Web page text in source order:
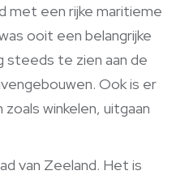
met een rijke maritieme
ooit een belangrijke
steeds te zien aan de
Ook is er
winkelen, uitgaan
van Zeeland. Het is